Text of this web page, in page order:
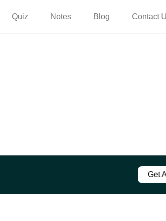
Quiz Notes Blog Contact
Get